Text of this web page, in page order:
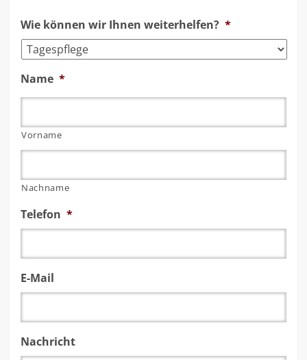
Wie können wir Ihnen weiterhelfen? *
Name *
Vorname
Nachname
Telefon *
E-Mail
Nachricht